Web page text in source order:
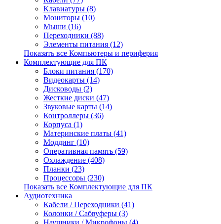
Клавиатуры (8)
Мониторы (10)
Мыши (16)
Переходники (88)
Элементы питания (12)
Показать все Компьютеры и периферия
Комплектующие для ПК
Блоки питания (170)
Видеокарты (14)
Дисководы (2)
Жесткие диски (47)
Звуковые карты (14)
Контроллеры (36)
Корпуса (1)
Материнские платы (41)
Моддинг (10)
Оперативная память (59)
Охлаждение (408)
Планки (23)
Процессоры (230)
Показать все Комплектующие для ПК
Аудиотехника
Кабели / Переходники (41)
Колонки / Сабвуферы (3)
Наушники / Микрофоны (4)